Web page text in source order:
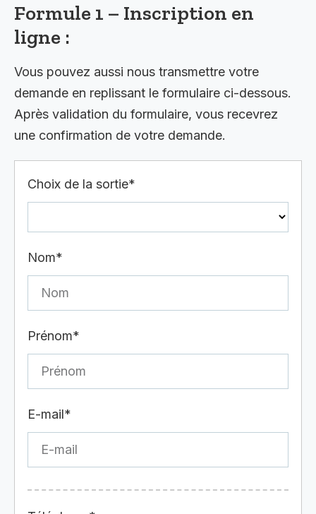
Formule 1 – Inscription en
ligne :
Vous pouvez aussi nous transmettre votre
demande en replissant le formulaire ci-dessous.
Après validation du formulaire, vous recevrez
une confirmation de votre demande.
Choix de la sortie*
Nom*
Prénom*
E-mail*